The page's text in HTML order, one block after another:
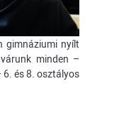
gimnáziumi nyílt
minden –
és 8. osztályos